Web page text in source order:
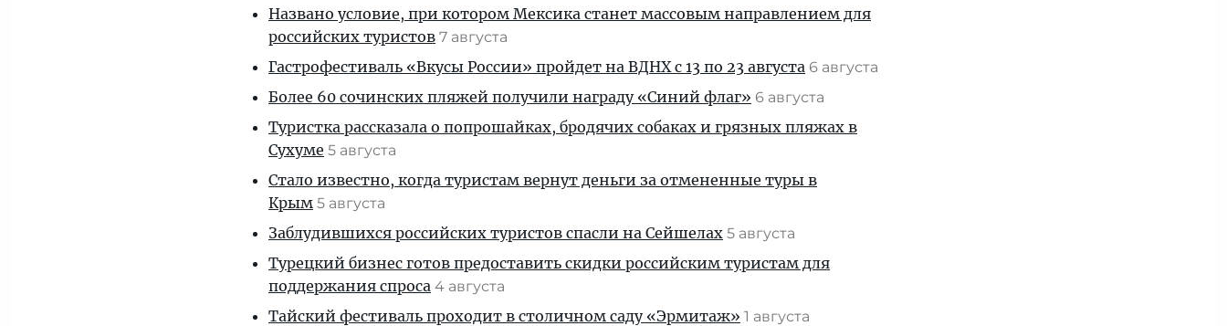
Названо условие, при котором Мексика станет массовым направлением для
российских туристов 7 августа
Гастрофестиваль «Вкусы России» пройдет на ВДНХ с 13 по 23 августа 6 августа
Более 60 сочинских пляжей получили награду «Синий флаг» 6 августа
Туристка рассказала о попрошайках, бродячих собаках и грязных пляжах в
Сухуме 5 августа
Стало известно, когда туристам вернут деньги за отмененные туры в
Крым 5 августа
Заблудившихся российских туристов спасли на Сейшелах 5 августа
Турецкий бизнес готов предоставить скидки российским туристам для
поддержания спроса 4 августа
Тайский фестиваль проходит в столичном саду «Эрмитаж» 1 августа